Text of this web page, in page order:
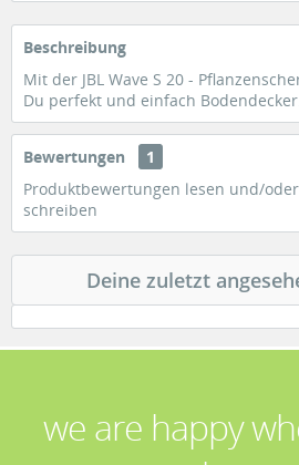
Beschreibung
Mit der JBL Wave S 20 -
Du perfekt und einfach
Bewertungen
1
Produktbewertungen lesen und/
schreiben
Deine zuletzt
we are happy